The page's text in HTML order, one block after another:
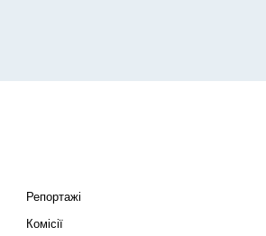
Репортажі
Комісії